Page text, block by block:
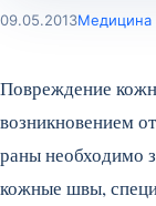
09.05.2013Медицина
Повреждение
возникновением
раны необходимо
кожные швы,